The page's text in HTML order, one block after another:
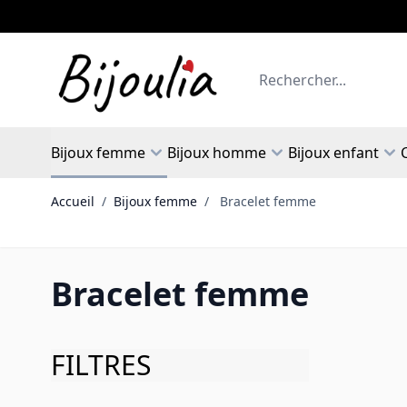
Rechercher
Bijoux femme Bijoux homme Bijoux enfant
Accueil / Bijoux femme / Bracelet femme
Bracelet femme
FILTRES